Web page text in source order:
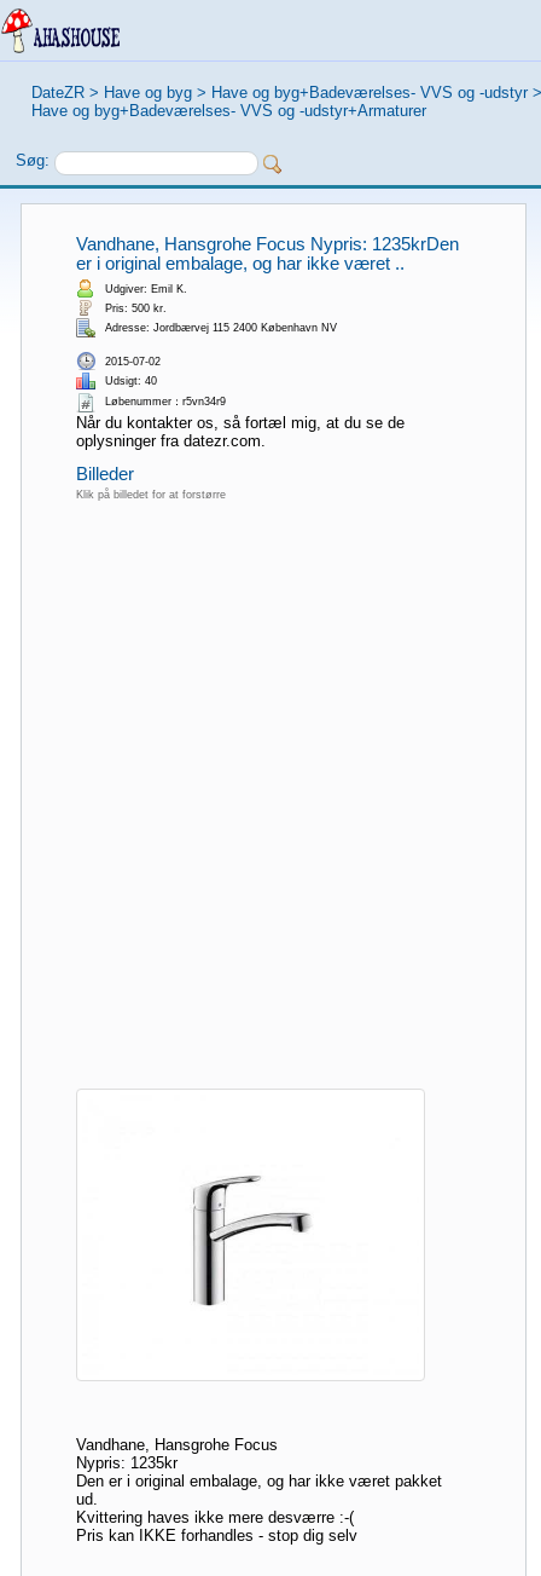
DateZR > Have og byg > Have og byg+Badeværelses- VVS og -udstyr >
Have og byg+Badeværelses- VVS og -udstyr+Armaturer
Søg:
Vandhane, Hansgrohe Focus Nypris: 1235krDen
er i original embalage, og har ikke været ..
Udgiver: Emil K.
Pris: 500 kr.
Adresse: Jordbærvej 115 2400 København NV
2015-07-02
Udsigt: 40
Løbenummer：r5vn34r9
Når du kontakter os, så fortæl mig, at du se de
oplysninger fra datezr.com.
Billeder
Klik på billedet for at forstørre
Vandhane, Hansgrohe Focus
Nypris: 1235kr
Den er i original embalage, og har ikke været pakket
ud.
Kvittering haves ikke mere desværre :-(
Pris kan IKKE forhandles - stop dig selv